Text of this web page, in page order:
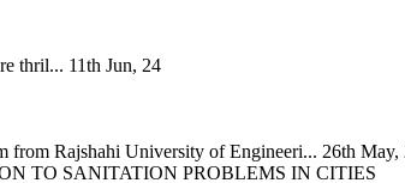
thril... 11th Jun, 24
from Rajshahi University of Engineeri... 26th May,